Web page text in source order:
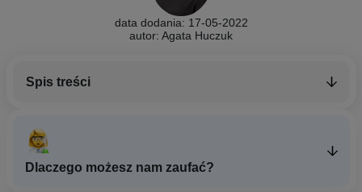
data dodania: 17-05-2022
autor: Agata Huczuk
Spis treści
Dlaczego możesz nam zaufać?